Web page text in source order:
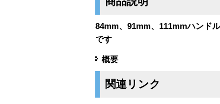
84mm、91mm、111mmハンド
です
概要
関連リンク